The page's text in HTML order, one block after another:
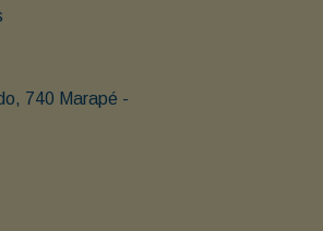
740 Marapé -